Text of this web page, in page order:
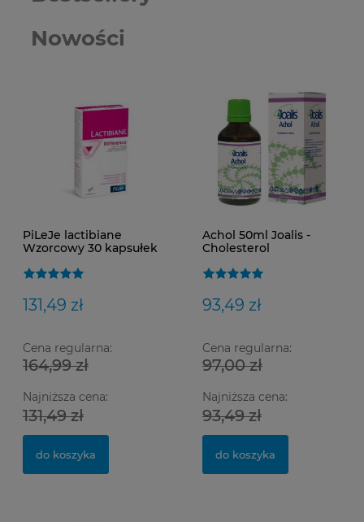
Nowości
PiLeJe lactibiane
Wzorcowy 30 kapsułek
zaburzenia jelitowe
131,49 zł
Cena regularna:
164,99 zł
Najniższa cena:
131,49 zł
do koszyka
Achol 50ml Joalis -
Cholesterol
93,49 zł
Cena regularna:
97,00 zł
Najniższa cena:
93,49 zł
do koszyka